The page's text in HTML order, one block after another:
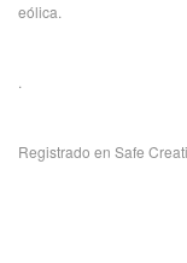
eólica.
.
Registrado en Safe